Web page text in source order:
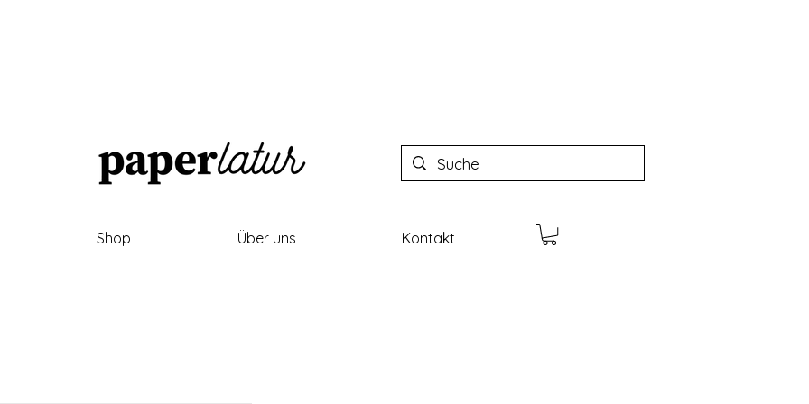
Shop Über uns Kontakt